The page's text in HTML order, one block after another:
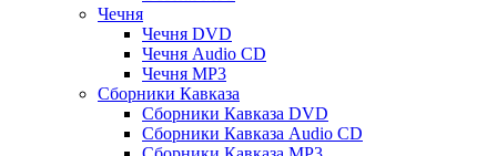
Чечня
Чечня DVD
Чечня Audio CD
Чечня MP3
Сборники Кавказа
Сборники Кавказа DVD
Сборники Кавказа Audio CD